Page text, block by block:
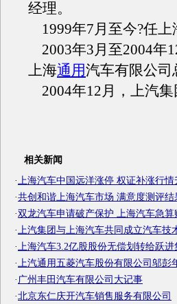
经理。
1999年7月至今?任上
2003年3月至2004年
上海通用汽车有限公司
2004年12月，上汽
相关新闻
· 上海汽车中国远洋涨停 权证补涨行情
·共创和谐上海汽车市场 满意度测评结
·双龙汽车申请破产保护 上海汽车急算
· 上汽集团与上海汽车共同成立汽车技
· 上海汽车3.2亿股股份无偿划转给跃进
· 上汽通用五菱汽车股份有限公司邬彭
· 广州丰田汽车有限公司大记事
·北京东仁庆开汽车销售服务有限公司